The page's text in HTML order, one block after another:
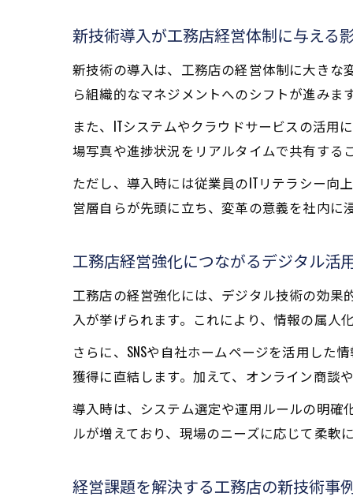
新技術導入が工務店経営体制に与える
新技術の導入は、工務店の経営体制に大きな
ら組織的なマネジメントへのシフトが進みま
また、ITシステムやクラウドサービスの活用
場写真や進捗状況をリアルタイムで共有する
ただし、導入時には従業員のITリテラシー向
営層自らが先頭に立ち、変革の意義を社内に
工務店経営強化につながるデジタル活
工務店の経営強化には、デジタル技術の効
入が挙げられます。これにより、情報の属人
さらに、SNSや自社ホームページを活用した
獲得に直結します。加えて、オンライン商談
導入時は、システム選定や運用ルールの明確
ルが増えており、現場のニーズに応じて柔軟
経営課題を解決する工務店の新技術事